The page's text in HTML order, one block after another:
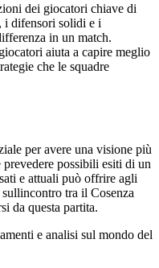
dei giocatori chiave di
i difensori solidi e i
in un match.
aiuta a capire meglio
che le squadre
per avere una visione più
possibili esiti di un
e attuali può offrire agli
tra il Cosenza
da questa partita.
e analisi sul mondo del